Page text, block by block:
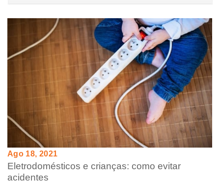
Ago 18, 2021
Eletrodomésticos e crianças: como evitar
acidentes